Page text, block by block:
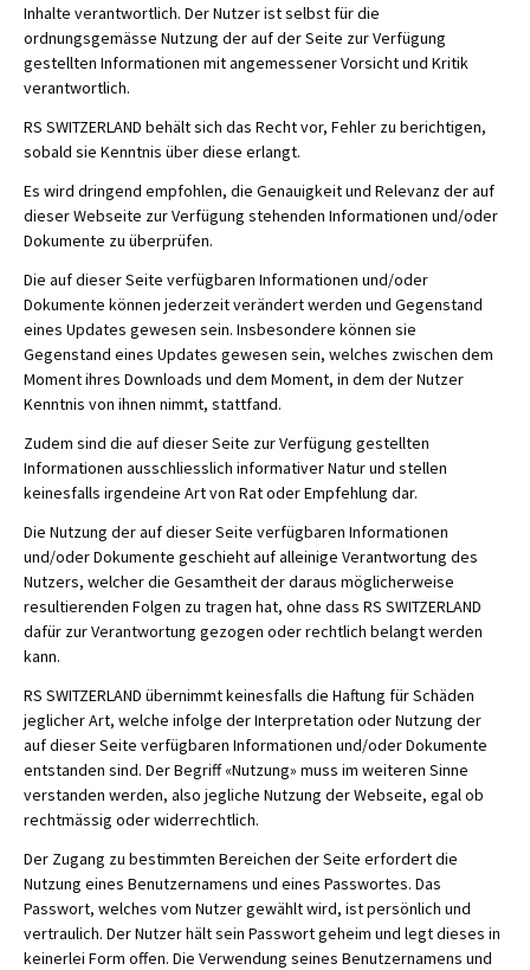
Inhalte verantwortlich. Der Nutzer ist selbst für die
ordnungsgemässe Nutzung der auf der Seite zur Verfügung
gestellten Informationen mit angemessener Vorsicht und Kritik
verantwortlich.
RS SWITZERLAND behält sich das Recht vor, Fehler zu berichtigen,
sobald sie Kenntnis über diese erlangt.
Es wird dringend empfohlen, die Genauigkeit und Relevanz der auf
dieser Webseite zur Verfügung stehenden Informationen und/oder
Dokumente zu überprüfen.
Die auf dieser Seite verfügbaren Informationen und/oder
Dokumente können jederzeit verändert werden und Gegenstand
eines Updates gewesen sein. Insbesondere können sie
Gegenstand eines Updates gewesen sein, welches zwischen dem
Moment ihres Downloads und dem Moment, in dem der Nutzer
Kenntnis von ihnen nimmt, stattfand.
Zudem sind die auf dieser Seite zur Verfügung gestellten
Informationen ausschliesslich informativer Natur und stellen
keinesfalls irgendeine Art von Rat oder Empfehlung dar.
Die Nutzung der auf dieser Seite verfügbaren Informationen
und/oder Dokumente geschieht auf alleinige Verantwortung des
Nutzers, welcher die Gesamtheit der daraus möglicherweise
resultierenden Folgen zu tragen hat, ohne dass RS SWITZERLAND
dafür zur Verantwortung gezogen oder rechtlich belangt werden
kann.
RS SWITZERLAND übernimmt keinesfalls die Haftung für Schäden
jeglicher Art, welche infolge der Interpretation oder Nutzung der
auf dieser Seite verfügbaren Informationen und/oder Dokumente
entstanden sind. Der Begriff «Nutzung» muss im weiteren Sinne
verstanden werden, also jegliche Nutzung der Webseite, egal ob
rechtmässig oder widerrechtlich.
Der Zugang zu bestimmten Bereichen der Seite erfordert die
Nutzung eines Benutzernamens und eines Passwortes. Das
Passwort, welches vom Nutzer gewählt wird, ist persönlich und
vertraulich. Der Nutzer hält sein Passwort geheim und legt dieses in
keinerlei Form offen. Die Verwendung seines Benutzernamens und